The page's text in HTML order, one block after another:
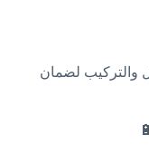
والتركيب لضمان
🔋